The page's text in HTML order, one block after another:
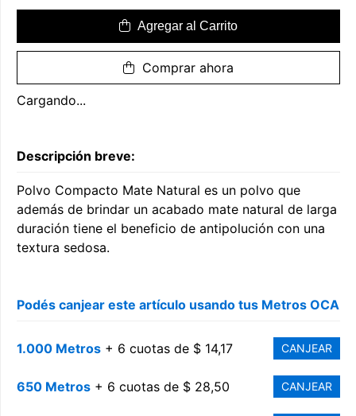
Agregar al Carrito
Comprar ahora
Cargando...
Descripción breve:
Polvo Compacto Mate Natural es un polvo que
además de brindar un acabado mate natural de larga
duración tiene el beneficio de antipolución con una
textura sedosa.
Podés canjear este artículo usando tus Metros OCA
1.000 Metros + 6 cuotas de $ 14,17 CANJEAR
650 Metros + 6 cuotas de $ 28,50 CANJEAR